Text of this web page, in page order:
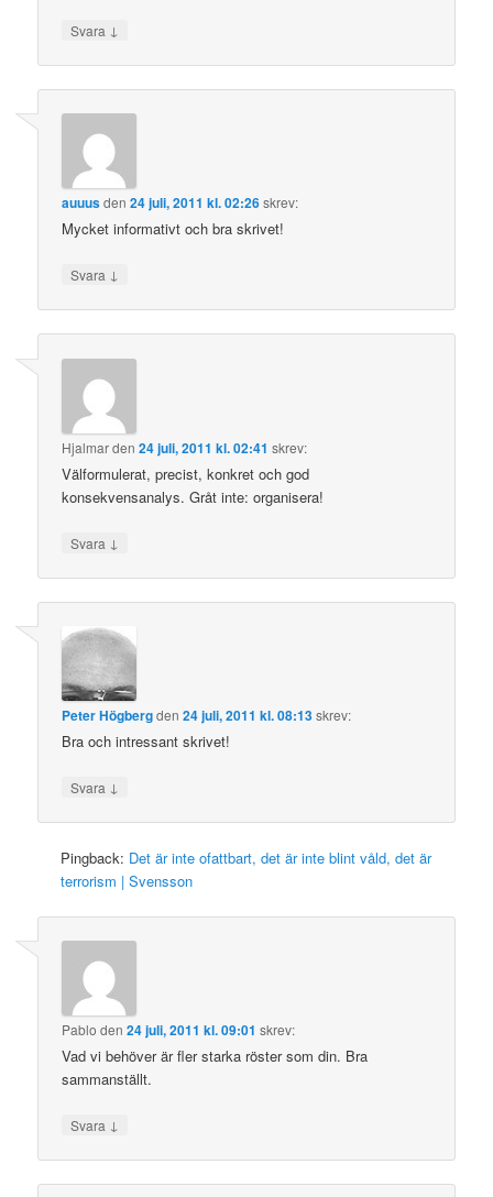
Svara ↓
auuusden24 juli, 2011 kl. 02:26skrev:
Mycket informativt och bra skrivet!
Svara ↓
Hjalmarden24 juli, 2011 kl. 02:41 skrev:
Välformulerat, precist, konkret och god
konsekvensanalys. Gråt inte: organisera!
Svara ↓
Peter Högbergden24 juli, 2011 kl. 08:13skrev:
Bra och intressant skrivet!
Svara ↓
Pingback: Det är inte ofattbart, det är inte blint våld, det är
terrorism | Svensson
Pablo den24 juli, 2011 kl. 09:01 skrev:
Vad vi behöver är fler starka röster som din. Bra
sammanställt.
Svara ↓